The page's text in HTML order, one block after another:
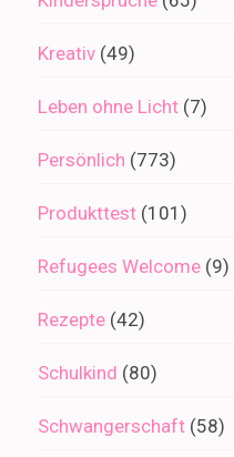
Kreativ (49)
Leben ohne Licht (7)
Persönlich (773)
Produkttest (101)
Refugees Welcome (9)
Rezepte (42)
Schulkind (80)
Schwangerschaft (58)